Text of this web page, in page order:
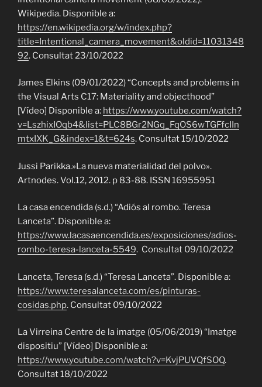
Wikipedia. Disponible a:
https://en.wikipedia.org/w/index.php?
title=Intentional_camera_movement&oldid=11031348
92. Consultat 23/10/2022
James Elkins (09/01/2022) “Concepts and problems in
the Visual Arts C17: Materiality and objecthood”
[Vídeo] Disponible a: https://www.youtube.com/watch?
v=LszhixIOqb4&list=PLC8BGr2NGq_FqOS6wTGFfcIIn
mtxIXK_G&index=1&t=624s. Consultat 15/10/2022
Jussi Parikka.»La nueva materialidad del polvo».
Artnodes. Vol.12, 2012. p 83-88. ISSN 16955951
La casa encendida (s.d.) “Adiós al rombo. Teresa
Lanceta”. Disponible a:
https://www.lacasaencendida.es/exposiciones/adios-
rombo-teresa-lanceta-5549. Consultat 09/10/2022
Lanceta, Teresa (s.d.) “Teresa Lanceta”. Disponible a:
https://www.teresalanceta.com/es/pinturas-
cosidas.php. Consultat 09/10/2022
La Virreina Centre de la imatge (05/06/2019) “Imatge
dispositiu” [Vídeo] Disponible a:
https://www.youtube.com/watch?v=KvjPUVQfSOQ.
Consultat 18/10/2022